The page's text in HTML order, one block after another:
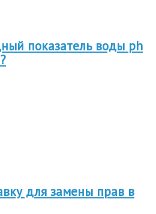
показатель воды ph
для замены прав в